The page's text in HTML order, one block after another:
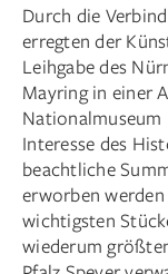
Durch die
erregten der
Leihgabe des
Mayring in einer
Nationalmuseum
Interesse des
beachtliche
erworben
wichtigsten
wiederum